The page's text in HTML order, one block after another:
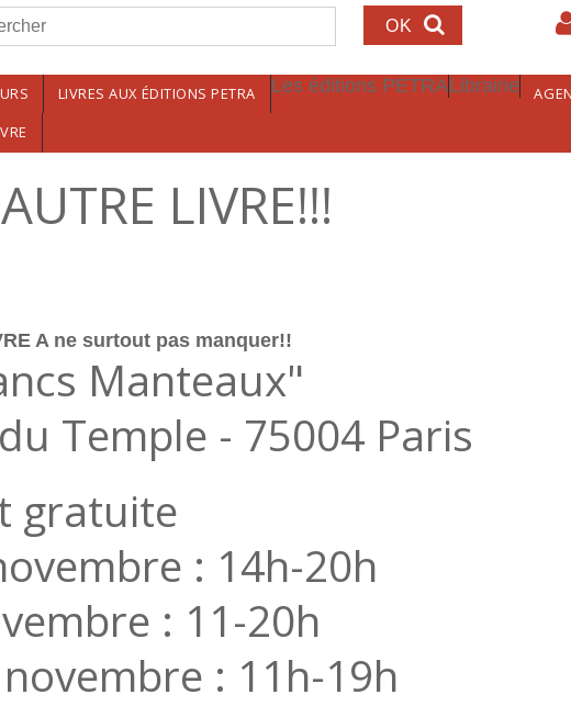
recherche
LIVRES AUX ÉDITIONS PETRA Les éditions PETRALibrairie
LIVRE!!!
A ne surtout pas manquer!!
Manteaux"
Temple - 75004 Paris
gratuite
: 14h-20h
: 11-20h
: 11h-19h